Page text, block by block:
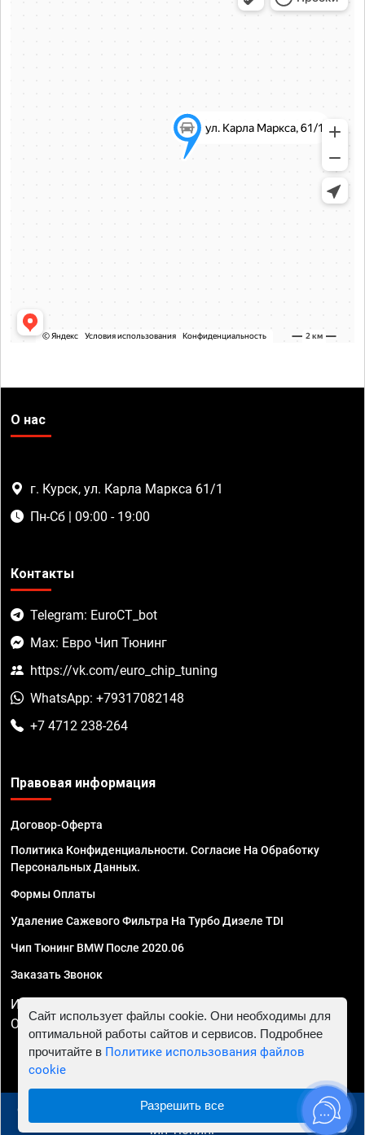
О нас
г. Курск, ул. Карла Маркса 61/1
Пн-Сб | 09:00 - 19:00
Контакты
Telegram: EuroCT_bot
Max: Евро Чип Тюнинг
https://vk.com/euro_chip_tuning
WhatsApp: +79317082148
+7 4712 238-264
Правовая информация
Договор-Оферта
Политика Конфиденциальности. Согласие На Обработку
Персональных Данных.
Формы Оплаты
Удаление Сажевого Фильтра На Турбо Дизеле TDI
Чип Тюнинг BMW После 2020.06
Заказать Звонок
ИП Смирнов Георгий Павлович. ИНН 781302555843,
ОГРНИП 324470400032610
© 2010 - 2026 Чип тюнинг в Курске - Автосервис "Евро
Чип Тюнинг"
Сайт использует файлы cookie. Они необходимы для
оптимальной работы сайтов и сервисов. Подробнее
прочитайте в Политике использования файлов
cookie
Разрешить все